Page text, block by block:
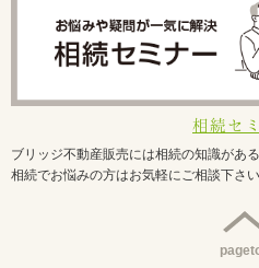
相続セ
ブリッジ不動産販売には相続の知識があ
相続でお悩みの方はお気軽にご相談下さい